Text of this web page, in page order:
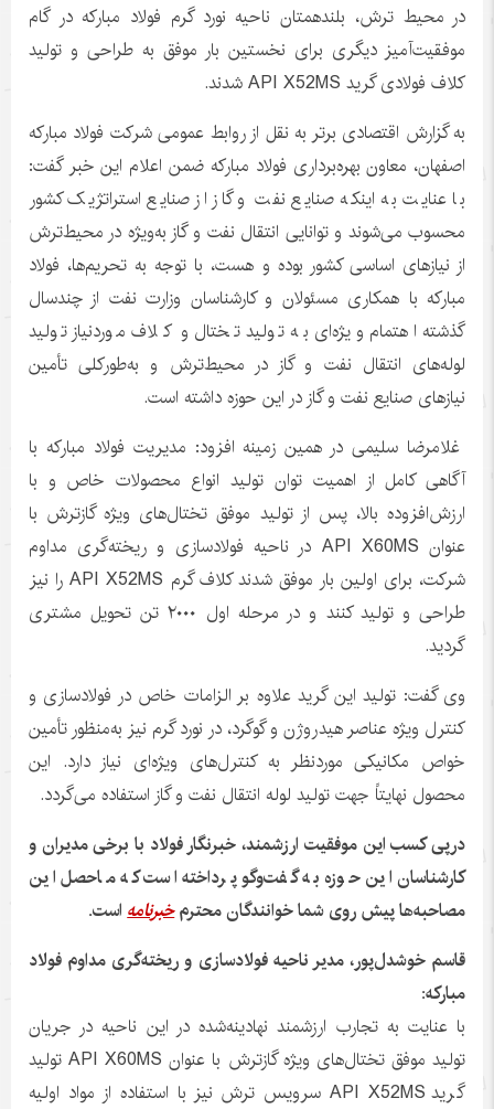
در محیط‌ ترش، بلندهمتان ناحیه نورد گرم فولاد مبارکه در گام
موفقیت‌آمیز دیگری برای نخستین بار موفق به طراحی و تولید
کلاف فولادی گرید API X52MS شدند.
به گزارش اقتصادی برتر به نقل از روابط عمومی شرکت فولاد مبارکه
اصفهان، معاون بهره‌برداری فولاد مبارکه ضمن اعلام این خبر گفت:
با عنایت به اینکه صنایع نفت و گاز از صنایع استراتژیک کشور
محسوب می‌شوند و توانایی انتقال نفت و گاز به‌ویژه در محیط‌ترش
از نیازهای اساسی کشور بوده و هست، با توجه به تحریم‌ها، فولاد
مبارکه با همکاری مسئولان و کارشناسان وزارت نفت از چندسال
گذشته اهتمام ویژه‌ای به تولید تختال و کلاف موردنیاز تولید
لوله‌های انتقال نفت و گاز در محیط‌ترش و به‌طورکلی تأمین
نیازهای صنایع نفت و گاز در این حوزه داشته است.
غلامرضا سلیمی در همین زمینه افزود: مدیریت فولاد مبارکه با
آگاهی کامل از اهمیت توان تولید انواع محصولات خاص و با
ارزش‌افزوده بالا، پس از تولید موفق تختال‌های ویژه گازترش با
عنوان API X60MS در ناحیه فولادسازی و ریخته‌گری مداوم
شرکت، برای اولین بار موفق شدند کلاف گرم API X52MS را نیز
طراحی و تولید کنند و در مرحله اول ۲۰۰۰ تن تحویل مشتری
گردید.
وی گفت: تولید این گرید علاوه بر الزامات خاص در فولادسازی و
کنترل ویژه عناصر هیدروژن و گوگرد، در نورد گرم نیز به‌منظور تأمین
خواص مکانیکی موردنظر به کنترل‌های ویژه‌ای نیاز دارد. این
محصول نهایتاً جهت تولید لوله انتقال نفت و گاز استفاده می‌گردد.
درپی کسب این موفقیت ارزشمند، خبرنگار فولاد با برخی مدیران و
کارشناسان این حوزه به گفت‌وگو پرداخته است که ماحصل این
مصاحبه‌ها پیش روی شما خوانندگان محترمخبرنامهاست.
قاسم خوشدل‌پور، مدیر ناحیه فولادسازی و ریخته‌گری مداوم فولاد
مبارکه:
با عنایت به تجارب ارزشمند نهادینه‌شده در این ناحیه در جریان
تولید موفق تختال‌های ویژه گازترش با عنوان API X60MS تولید
گرید API X52MS سرویس ترش نیز با استفاده از مواد اولیه